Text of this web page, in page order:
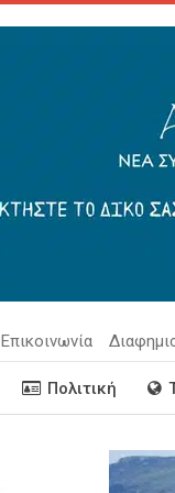
Επικοινωνία
Πολιτική